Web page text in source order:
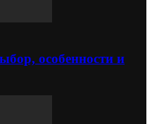
особенности и